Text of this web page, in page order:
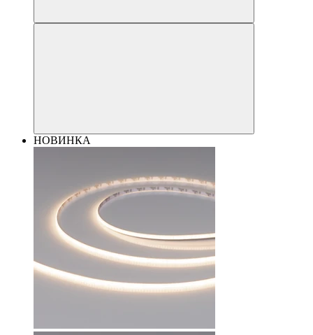
НОВИНКА